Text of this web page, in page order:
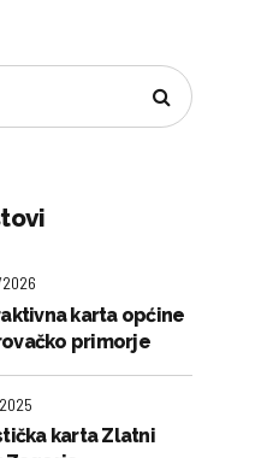
karta općine
primorje
karta Zlatni